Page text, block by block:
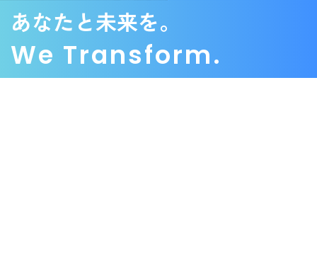
お問い合わせ
あなたと未来を。
We Transform.